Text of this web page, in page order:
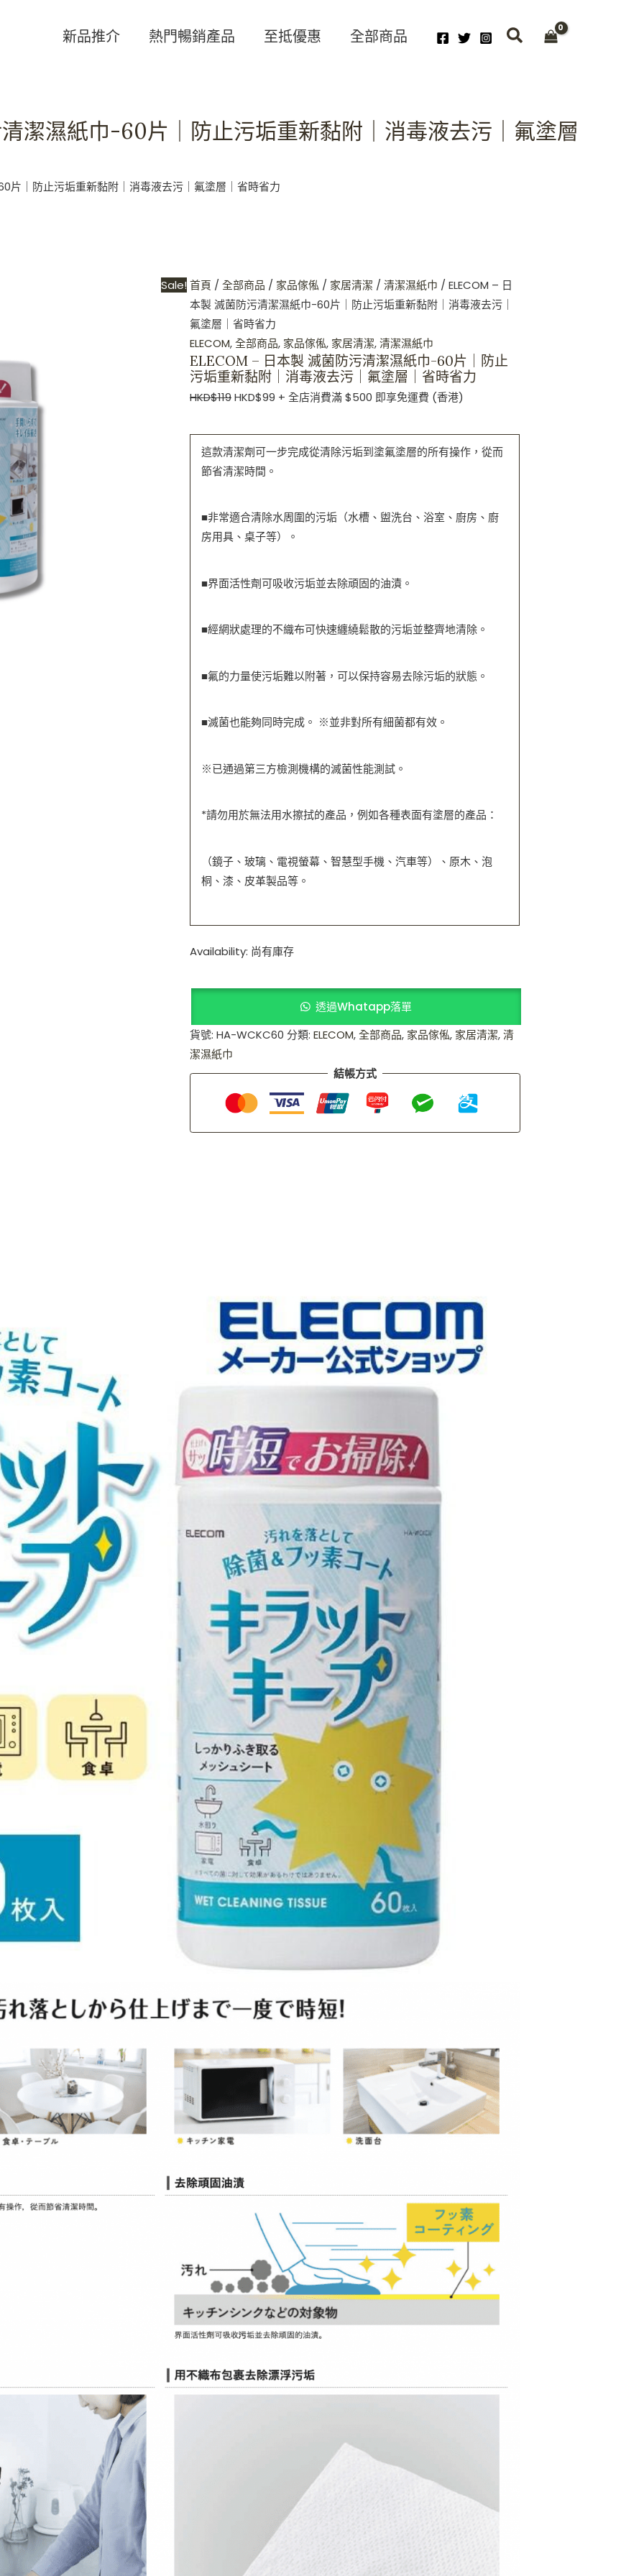
新品推介 熱門暢銷產品 至抵優惠 全部商品
潔濕紙巾-60片｜防止污垢重新黏附｜消毒液去污｜氟塗層
片｜防止污垢重新黏附｜消毒液去污｜氟塗層｜省時省力
Sale! 首頁 / 全部商品 / 家品傢俬 / 家居清潔 / 清潔濕紙巾 / ELECOM – 日
本製 滅菌防污清潔濕紙巾-60片｜防止污垢重新黏附｜消毒液去污｜
氟塗層｜省時省力
ELECOM,全部商品, 家品傢俬, 家居清潔,清潔濕紙巾
ELECOM – 日本製 滅菌防污清潔濕紙巾-60片｜防止
污垢重新黏附｜消毒液去污｜氟塗層｜省時省力
HKD$119
was:
HKD$99
price
is:
+ 全店消費滿 $500 即享免運費 (香港)
這款清潔劑可一步完成從清除污垢到塗氟塗層的所有操作，從而
節省清潔時間。
■非常適合清除水周圍的污垢（水槽、盥洗台、浴室、廚房、廚
房用具、桌子等）。
■界面活性劑可吸收污垢並去除頑固的油漬。
■經網狀處理的不織布可快速纏繞鬆散的污垢並整齊地清除。
■氟的力量使污垢難以附著，可以保持容易去除污垢的狀態。
■滅菌也能夠同時完成。 ※並非對所有細菌都有效。
※已通過第三方檢測機構的滅菌性能測試。
*請勿用於無法用水擦拭的產品，例如各種表面有塗層的產品：
（鏡子、玻璃、電視螢幕、智慧型手機、汽車等）、原木、泡
桐、漆、皮革製品等。
Availability: 尚有庫存
-
日
菌
防
清
片
｜
防
止
污
垢
重
黏
透過Whatapp落單
貨號: HA-WCKC60 分類: ELECOM,全部商品, 家品傢俬, 家居清潔,清
潔濕紙巾
結帳方式